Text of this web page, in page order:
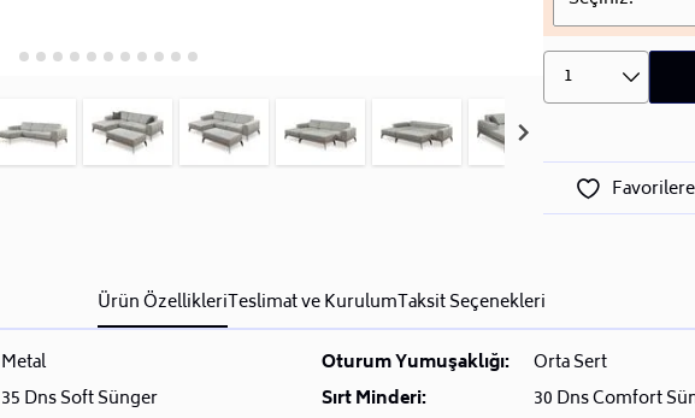
1
Ürün ÖzellikleriTeslimat ve KurulumTaksit Seçenekleri
Metal Oturum Yumuşaklığı:
Orta Sert
35 Dns Soft Sünger Sırt Minderi:
30 Dns Comfort